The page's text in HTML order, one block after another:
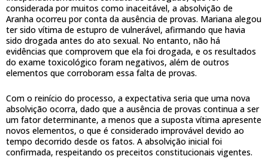
considerada por muitos como inaceitável, a absolvição de
Aranha ocorreu por conta da ausência de provas. Mariana alegou
ter sido vítima de estupro de vulnerável, afirmando que havia
sido drogada antes do ato sexual. No entanto, não há
evidências que comprovem que ela foi drogada, e os resultados
do exame toxicológico foram negativos, além de outros
elementos que corroboram essa falta de provas.
Com o reinício do processo, a expectativa seria que uma nova
absolvição ocorra, dado que a ausência de provas continua a ser
um fator determinante, a menos que a suposta vítima apresente
novos elementos, o que é considerado improvável devido ao
tempo decorrido desde os fatos. A absolvição inicial foi
confirmada, respeitando os preceitos constitucionais vigentes.